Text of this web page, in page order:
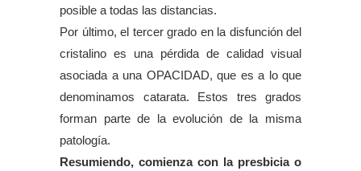
posible a todas las distancias.
Por último, el tercer grado en la disfunción del
cristalino es una pérdida de calidad visual
asociada a una OPACIDAD, que es a lo que
denominamos catarata. Estos tres grados
forman parte de la evolución de la misma
patología.
Resumiendo, comienza con la presbicia o